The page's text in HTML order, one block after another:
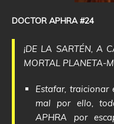
DOCTOR APHRA #24
¡DE LA SARTÉN, A
MORTAL PLANETA-
Estafar, traicionar
mal por ello,
APHRA por